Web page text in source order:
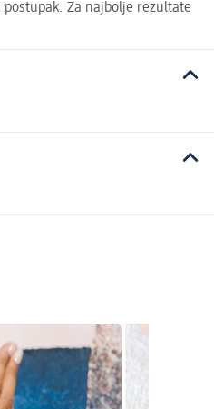
Za najbolje rezultate